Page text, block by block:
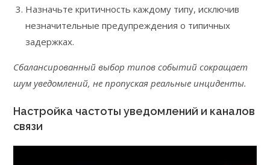
Назначьте критичность каждому типу, исключив
незначительные предупреждения о типичных
задержках.
Сбалансированный выбор типов событий сокращает
шум уведомлений, не пропуская реальные инциденты.
Настройка частоты уведомлений и каналов
связи